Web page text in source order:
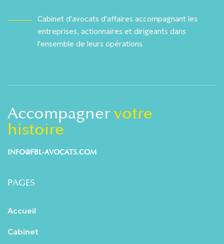
Cabinet d'avocats d'affaires accompagnant les
entreprises, actionnaires et dirigeants dans
l'ensemble de leurs opérations
Accompagner votre
histoire
INFO@FBL-AVOCATS.COM
PAGES
Accueil
Cabinet